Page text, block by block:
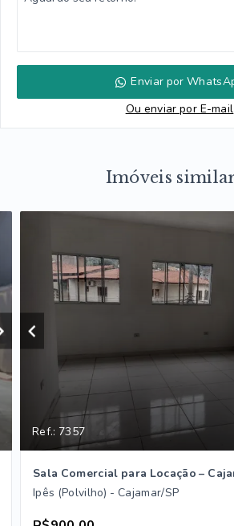
Enviar por
Ou enviar por E-mail
Imóveis
Ref.: 7357
Sala Comercial para Locação –
Ipês (Polvilho) - Cajamar/SP